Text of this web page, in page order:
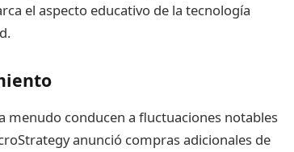
el aspecto educativo de la tecnología
menudo conducen a fluctuaciones notables
anunció compras adicionales de